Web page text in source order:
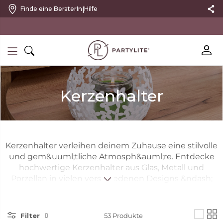
Finde eine BeraterIn|Hilfe
Kerzenhalter
Kerzenhalter verleihen deinem Zuhause eine stilvolle
und gem&uuml;tliche Atmosph&auml;re. Entdecke
hochwertige Kerzenhalter aus Glas, Metall und
Porzellan in vielen verschiedenen Designs &ndash;
passenden Kerzenhalter f&uuml;r jeden Raum und
Filter 53 Produkte